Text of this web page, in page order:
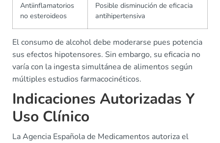
Antiinflamatorios
no esteroideos
Posible disminución de eficacia
antihipertensiva
El consumo de alcohol debe moderarse pues potencia
sus efectos hipotensores. Sin embargo, su eficacia no
varía con la ingesta simultánea de alimentos según
múltiples estudios farmacocinéticos.
Indicaciones Autorizadas Y
Uso Clínico
La Agencia Española de Medicamentos autoriza el